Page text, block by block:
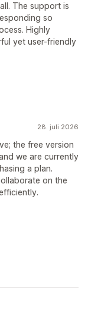
The support is
so
Highly
yet user-friendly
28. juli 2026
the free version
we are currently
a plan.
on the